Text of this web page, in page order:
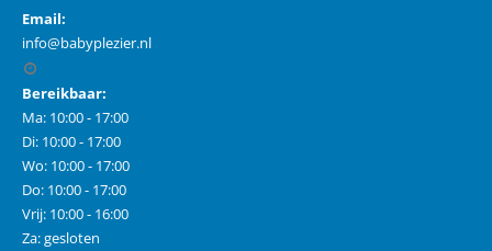
Email:
info@babyplezier.nl
Bereikbaar:
Ma: 10:00 - 17:00
Di: 10:00 - 17:00
Wo: 10:00 - 17:00
Do: 10:00 - 17:00
Vrij: 10:00 - 16:00
Za: gesloten